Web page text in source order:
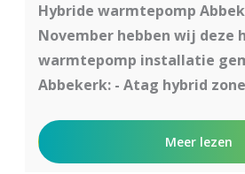
Hybride warmtepomp
November hebben wij deze
warmtepomp installatie
Abbekerk: - Atag hybrid zone
Meer lezen